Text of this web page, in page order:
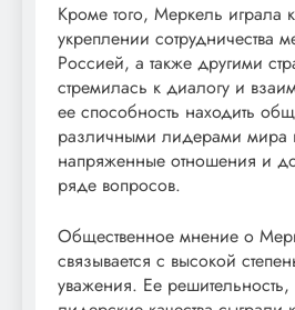
Кроме того, Меркель играла
укреплении сотрудничества
Россией, а также другими
стремилась к диалогу и
ее способность находить
различными лидерами мира
напряженные отношения и
ряде вопросов.
Общественное мнение о
связывается с высокой
уважения. Ее решительность,